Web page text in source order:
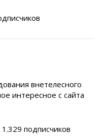
внетелесного
интересное с сайта
1.329 подписчиков